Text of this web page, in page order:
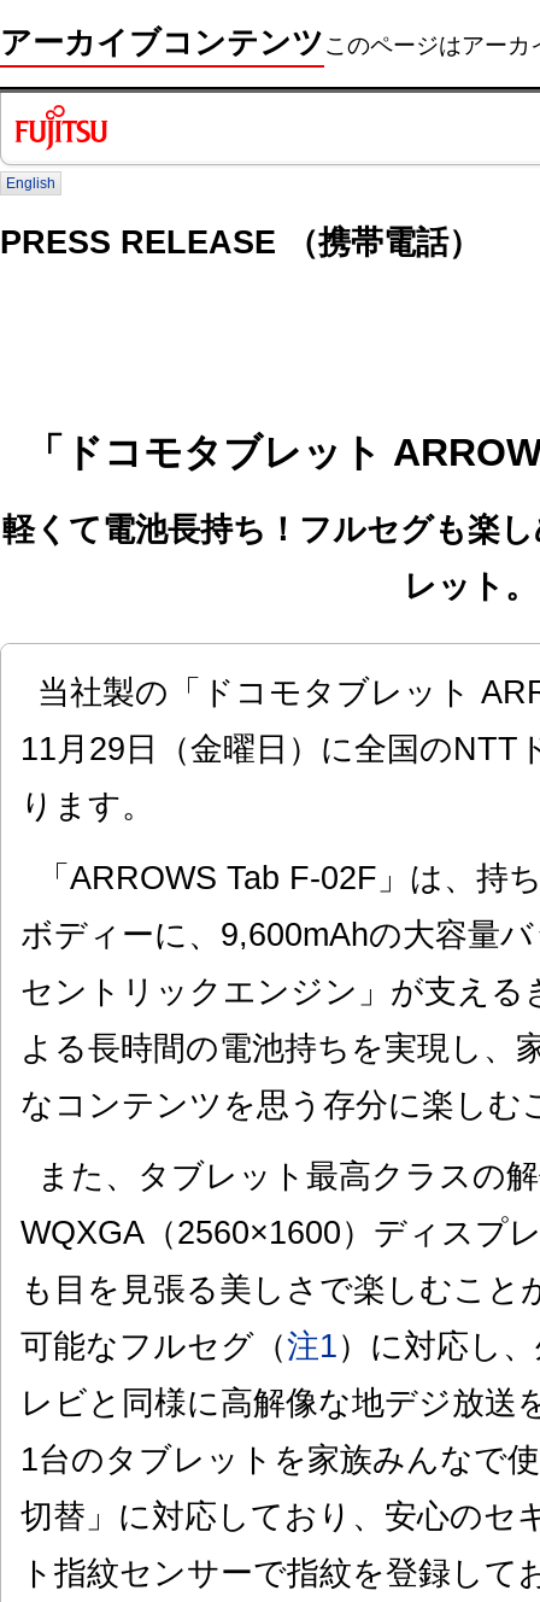
アーカイブコンテンツこのページはアー
English
PRESS RELEASE （携帯電話）
「ドコモタブレット
軽くて電池長持ち！フルセグも楽
レット。
当社製の「ドコモタブレット
11月29日（金曜日）に全国のNTT
ります。
「ARROWS Tab F-02F」は、持
ボディーに、9,600mAhの大容量
セントリックエンジン」が支える
よる長時間の電池持ちを実現し、
なコンテンツを思う存分に楽しむ
また、タブレット最高クラスの
WQXGA（2560×1600）ディスプ
も目を見張る美しさで楽しむこと
可能なフルセグ（注1）に対応し
レビと同様に高解像な地デジ放送
1台のタブレットを家族みんなで
切替」に対応しており、安心のセ
ト指紋センサーで指紋を登録して